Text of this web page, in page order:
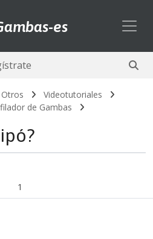
es
Otros
Videotutoriales
de Gambas
1